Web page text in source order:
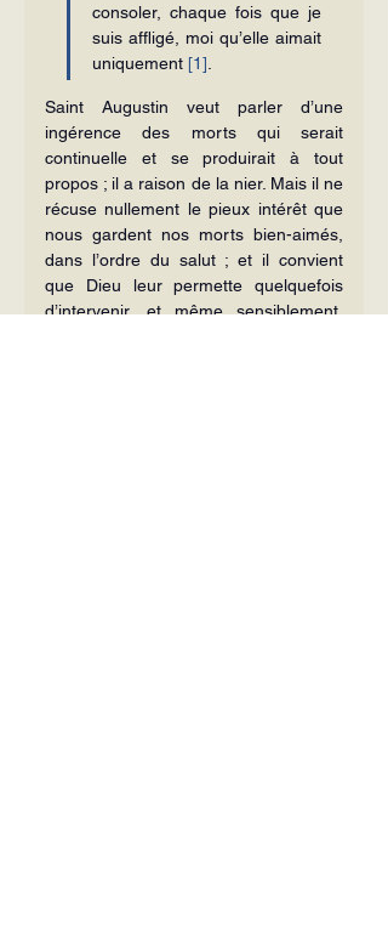
consoler, chaque fois que je
suis affligé, moi qu’elle aimait
uniquement [1]
Saint Augustin veut parler d’une
ingérence des morts qui serait
continuelle et se produirait à tout
propos ; il a raison de la nier. Mais il ne
récuse nullement le pieux intérêt que
nous gardent nos morts bien-aimés,
dans l’ordre du salut ; et il convient
que Dieu leur permette quelquefois
d’intervenir, et même sensiblement,